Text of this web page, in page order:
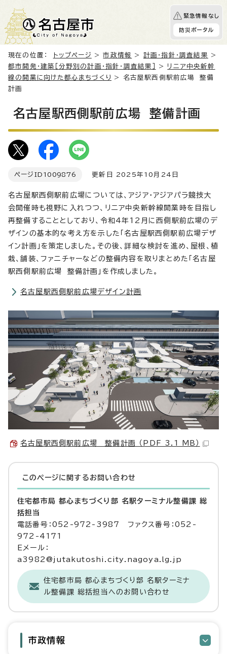
緊急情報なし
防災ポータル
現在の位置： トップページ >市政情報 > 計画・指針・調査結果
>
都市開発・建築［分野別の計画・指針・調査結果］
> リニア中央新幹
線の開業に向けた都心まちづくり
> 名古屋駅西側駅前広場 整備
計画
名古屋駅西側駅前広場 整備計画
ページID 1009876 更新日 2025年10月24日
名古屋駅西側駅前広場については、アジア・アジアパラ競技大
会開催時も視野に入れつつ、リニア中央新幹線開業時を目指し
再整備することとしており、令和4年12月に西側駅前広場のデ
ザインの基本的な考え方を示した「名古屋駅西側駅前広場デザ
イン計画」を策定しました。その後、詳細な検討を進め、屋根、植
栽、舗装、ファニチャーなどの整備内容を取りまとめた「名古屋
駅西側駅前広場 整備計画」を作成しました。
名古屋駅西側駅前広場デザイン計画
名古屋駅西側駅前広場 整備計画 （PDF 3.1 MB）
このページに関する お問い合わせ
住宅都市局 都心まちづくり部 名駅ターミナル整備課 総
括担当
電話番号：052-972-3987 ファクス番号：052-
972-4171
Eメール：
a3982@jutakutoshi.city.nagoya.lg.jp
住宅都市局 都心まちづくり部 名駅ターミナ
ル整備課 総括担当へのお問い合わせ
市政情報